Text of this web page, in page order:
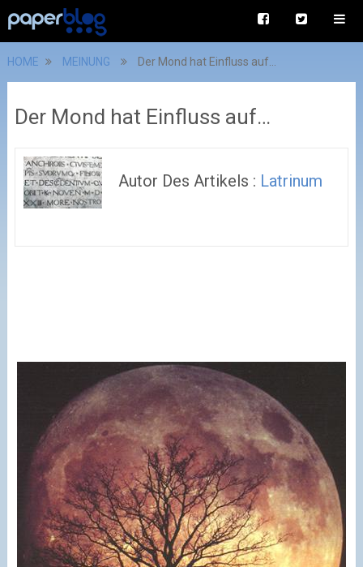
HOME MEINUNG Der Mond hat Einfluss auf…
Der Mond hat Einfluss auf…
Autor Des Artikels : Latrinum